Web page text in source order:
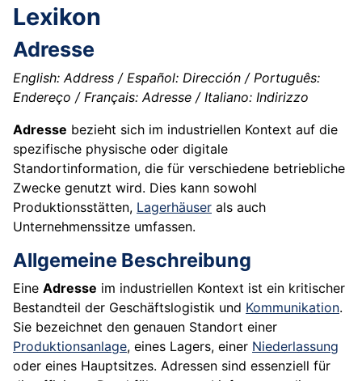
Lexikon
Adresse
English: Address / Español: Dirección / Português:
Endereço / Français: Adresse / Italiano: Indirizzo
Adresse bezieht sich im industriellen Kontext auf die
spezifische physische oder digitale
Standortinformation, die für verschiedene betriebliche
Zwecke genutzt wird. Dies kann sowohl
Produktionsstätten, Lagerhäuser als auch
Unternehmenssitze umfassen.
Allgemeine Beschreibung
Eine Adresse im industriellen Kontext ist ein kritischer
Bestandteil der Geschäftslogistik und Kommunikation.
Sie bezeichnet den genauen Standort einer
Produktionsanlage, eines Lagers, einer Niederlassung
oder eines Hauptsitzes. Adressen sind essenziell für